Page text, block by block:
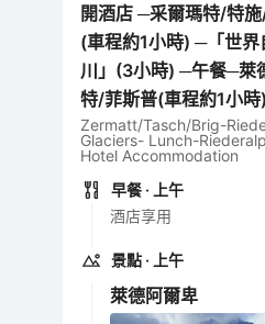
開酒店 ─采爾瑪特/特
(車程約1小時) ─「世
川」(3小時) ─午餐─萊
特/菲斯普(車程約1小
Zermatt/Tasch/Brig-
Glaciers- Lunch-
Hotel Accommodation
早餐 · 上午
酒店享用
景點 · 上午
萊德阿爾卑